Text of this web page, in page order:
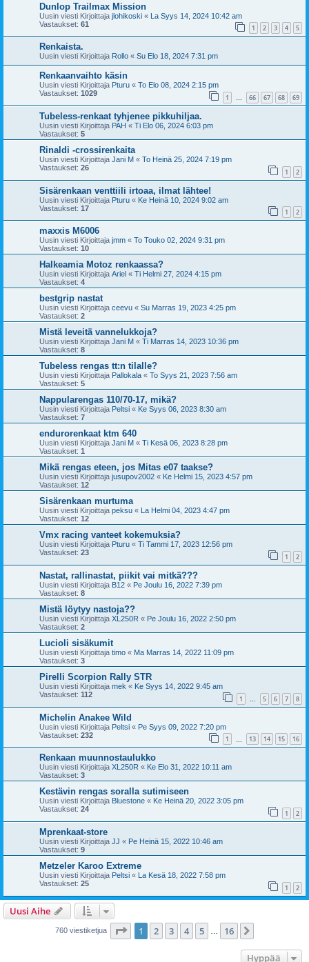
Dunlop Trailmax Mission
Uusin viesti Kirjoittaja jlohikoski « La Syys 14, 2024 10:42 am
Vastaukset: 61 1 2 3 4 5
Renkaista.
Uusin viesti Kirjoittaja Rollo « Su Elo 18, 2024 7:31 pm
Renkaanvaihto käsin
Uusin viesti Kirjoittaja Pturu « To Elo 08, 2024 2:15 pm
Vastaukset: 1029 1 … 66 67 68 69
Tubeless-renkaat tyhjenee pikkuhiljaa.
Uusin viesti Kirjoittaja PAH « Ti Elo 06, 2024 6:03 pm
Vastaukset: 5
Rinaldi -crossirenkaita
Uusin viesti Kirjoittaja Jani M « To Heinä 25, 2024 7:19 pm
Vastaukset: 26 1 2
Sisärenkaan venttiili irtoaa, ilmat lähtee!
Uusin viesti Kirjoittaja Pturu « Ke Heinä 10, 2024 9:02 am
Vastaukset: 17 1 2
maxxis M6006
Uusin viesti Kirjoittaja jmm « To Touko 02, 2024 9:31 pm
Vastaukset: 10
Halkeamia Motoz renkaassa?
Uusin viesti Kirjoittaja Ariel « Ti Helmi 27, 2024 4:15 pm
Vastaukset: 4
bestgrip nastat
Uusin viesti Kirjoittaja ceevu « Su Marras 19, 2023 4:25 pm
Vastaukset: 2
Mistä leveitä vannelukkoja?
Uusin viesti Kirjoittaja Jani M « Ti Marras 14, 2023 10:36 pm
Vastaukset: 8
Tubeless rengas tt:n tilalle?
Uusin viesti Kirjoittaja Pallokala « To Syys 21, 2023 7:56 am
Vastaukset: 5
Nappularengas 110/70-17, mikä?
Uusin viesti Kirjoittaja Peltsi « Ke Syys 06, 2023 8:30 am
Vastaukset: 7
endurorenkaat ktm 640
Uusin viesti Kirjoittaja Jani M « Ti Kesä 06, 2023 8:28 pm
Vastaukset: 1
Mikä rengas eteen, jos Mitas e07 taakse?
Uusin viesti Kirjoittaja jusupov2002 « Ke Helmi 15, 2023 4:57 pm
Vastaukset: 12
Sisärenkaan murtuma
Uusin viesti Kirjoittaja peksu «
La Helmi 04, 2023 4:47 pm
Vastaukset: 12
Vmx racing vanteet kokemuksia?
Uusin viesti Kirjoittaja Pturu « Ti Tammi 17, 2023 12:56 pm
Vastaukset: 23 1 2
Nastat, rallinastat, piikit vai mitkä???
Uusin viesti Kirjoittaja B12 « Pe Joulu 16, 2022 7:39 pm
Vastaukset: 8
Mistä löytyy nastoja??
Uusin viesti Kirjoittaja XL250R « Pe Joulu 16, 2022 2:50 pm
Vastaukset: 2
Lucioli sisäkumit
Uusin viesti Kirjoittaja timo « Ma Marras 14, 2022 11:09 pm
Vastaukset: 3
Pirelli Scorpion Rally STR
Uusin viesti Kirjoittaja mek « Ke Syys 14, 2022 9:45 am
Vastaukset: 112 1 … 5 6 7 8
Michelin Anakee Wild
Uusin viesti Kirjoittaja Peltsi « Pe Syys 09, 2022 7:20 pm
Vastaukset: 232 1 13 14 15 16
Renkaan muunnostaulukko
Uusin viesti Kirjoittaja XL250R « Ke Elo 31, 2022 10:11 am
Vastaukset: 3
Kestävin rengas soralla sutimiseen
Uusin viesti Kirjoittaja Bluestone « Ke Heinä 20, 2022 3:05 pm
Vastaukset: 24 1 2
Mprenkaat-store
Uusin viesti Kirjoittaja JJ « Pe Heinä 15, 2022 10:46 am
Vastaukset: 9
Metzeler Karoo Extreme
Uusin viesti Kirjoittaja Peltsi « La Kesä 18, 2022 7:58 pm
Vastaukset: 25 1 2
Uusi Aihe
760 viestiketjua Sivu /16
1 2 3 4 5 16
Hyppää